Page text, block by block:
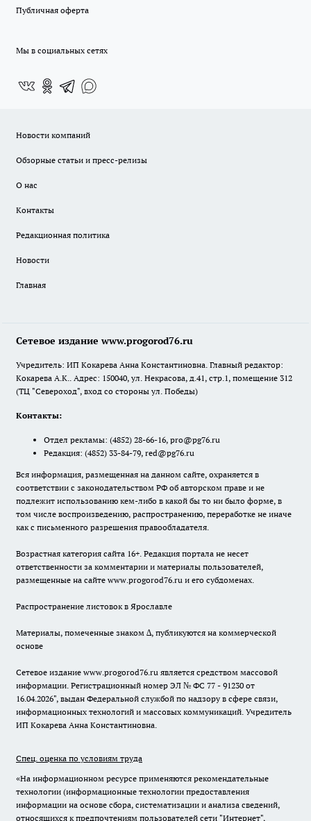
Публичная оферта
Мы в социальных сетях
Новости компаний
Обзорные статьи и пресс-релизы
О нас
Контакты
Редакционная политика
Новости
Главная
Сетевое издание www.progorod76.ru
Учредитель: ИП Кокарева Анна Константиновна. Главный редактор:
Кокарева А.К.. Адрес: 150040, ул. Некрасова, д.41, стр.1, помещение 312
(ТЦ "Североход", вход со стороны ул. Победы)
Контакты:
Отдел рекламы: (4852) 28-66-16, pro@pg76.ru
Редакция: (4852) 33-84-79, red@pg76.ru
Вся информация, размещенная на данном сайте, охраняется в
соответствии с законодательством РФ об авторском праве и не
подлежит использованию кем-либо в какой бы то ни было форме, в
том числе воспроизведению, распространению, переработке не иначе
как с письменного разрешения правообладателя.
Возрастная категория сайта 16+. Редакция портала не несет
ответственности за комментарии и материалы пользователей,
размещенные на сайте www.progorod76.ru и его субдоменах.
Распространение листовок в Ярославле
Материалы, помеченные знаком ∆, публикуются на коммерческой
основе
Сетевое издание www.progorod76.ru является средством массовой
информации. Регистрационный номер ЭЛ № ФС 77 - 91230 от
16.04.2026", выдан Федеральной службой по надзору в сфере связи,
информационных технологий и массовых коммуникаций. Учредитель
ИП Кокарева Анна Константиновна.
Спец. оценка по условиям труда
«На информационном ресурсе применяются рекомендательные
технологии (информационные технологии предоставления
информации на основе сбора, систематизации и анализа сведений,
относящихся к предпочтениям пользователей сети "Интернет",